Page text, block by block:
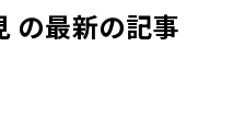
の最新の記事